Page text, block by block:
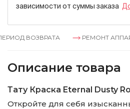
зависимости от суммы заказа
ВОЗВРАТА РЕМОНТ
Описание товара
Тату Краска Eternal Dusty
Откройте для себя